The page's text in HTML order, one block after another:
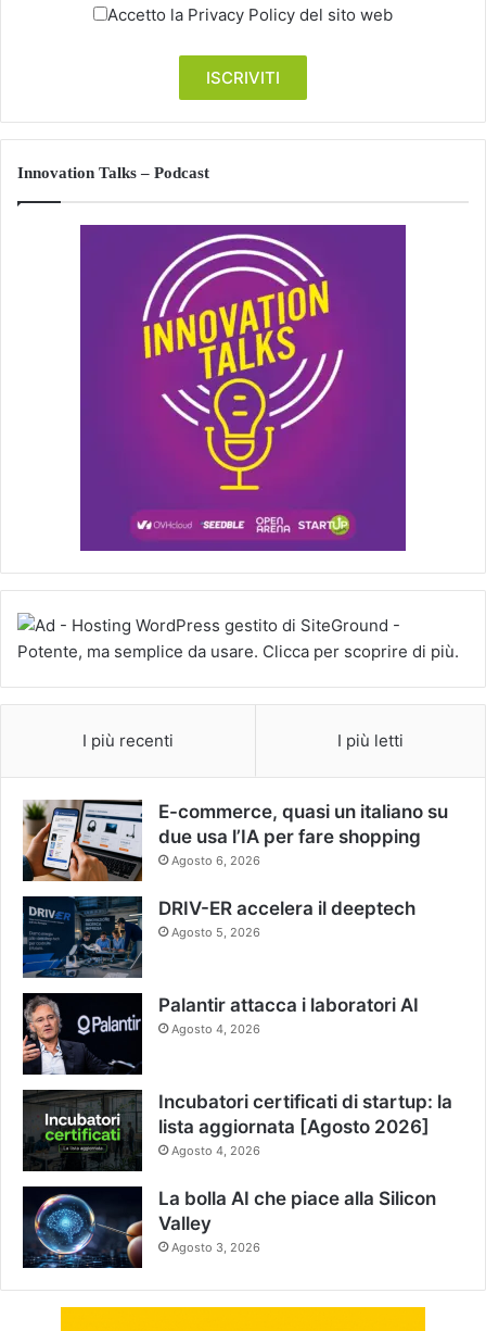
Accetto la Privacy Policy del sito web
Innovation Talks – Podcast
I più recenti I più letti
E-commerce, quasi un italiano su
due usa l’IA per fare shopping
Agosto 6, 2026
DRIV-ER accelera il deeptech
Agosto 5, 2026
Palantir attacca i laboratori AI
Agosto 4, 2026
Incubatori certificati di startup: la
lista aggiornata [Agosto 2026]
Agosto 4, 2026
La bolla AI che piace alla Silicon
Valley
Agosto 3, 2026